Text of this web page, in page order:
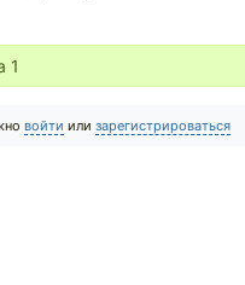
1
войти или зарегистрироваться